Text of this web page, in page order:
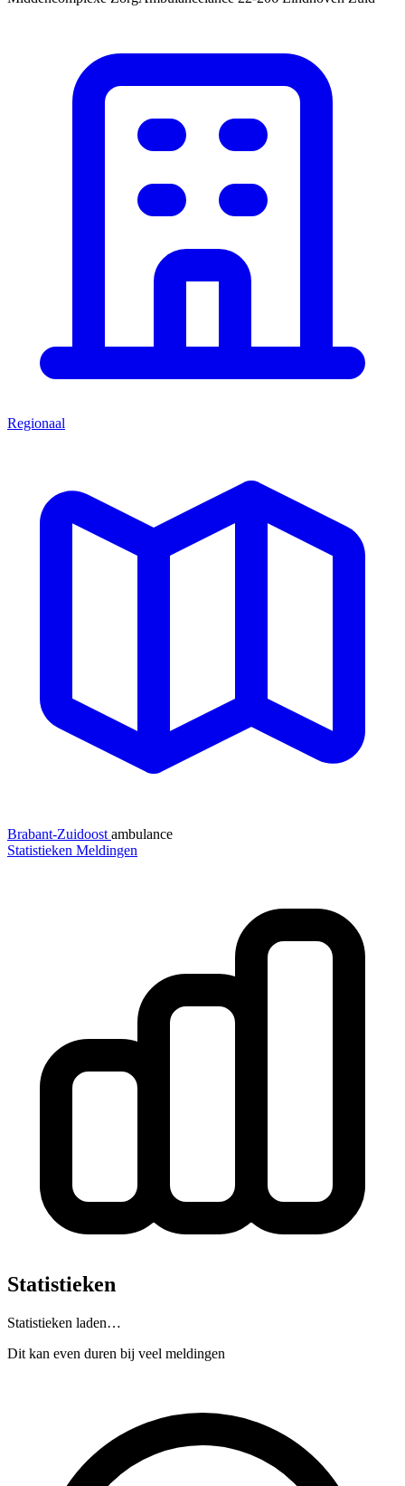
Regionaal
Brabant-Zuidoost ambulance
Statistieken Meldingen
Statistieken
Statistieken laden…
Dit kan even duren bij veel meldingen